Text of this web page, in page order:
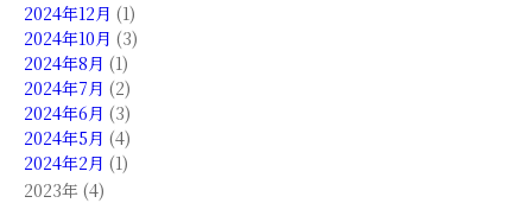
2024年12月 (1)
2024年10月 (3)
2024年8月 (1)
2024年7月 (2)
2024年6月 (3)
2024年5月 (4)
2024年2月 (1)
2023年 (4)